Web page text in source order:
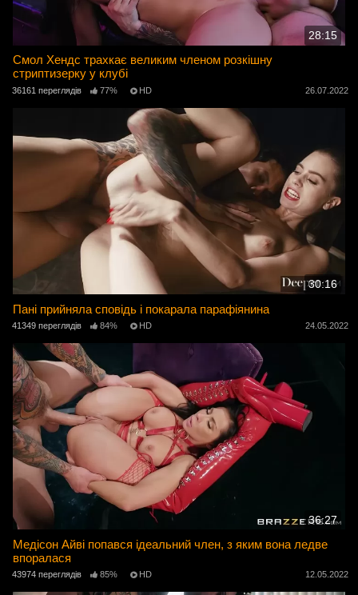
28:15
Смол Хендс трахкає великим членом розкішну
стриптизерку у клубі
36161 переглядів 77% HD 26.07.2022
30:16
Пані прийняла сповідь і покарала парафіянина
41349 переглядів 84% HD 24.05.2022
36:27
Медісон Айві попався ідеальний член, з яким вона ледве
впоралася
43974 переглядів 85% HD 12.05.2022